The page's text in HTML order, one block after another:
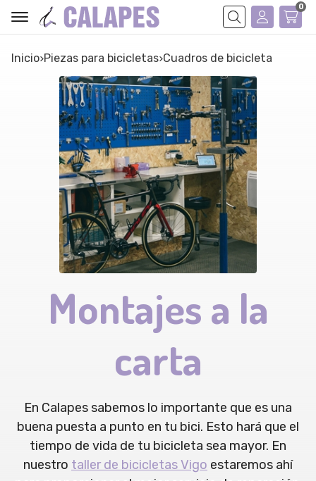
Buscar
0
Inicio piezas para bicicletas cuadros de bicicleta
Montajes a la
carta
En Calapes sabemos lo importante que es una
buena puesta a punto en tu bici. Esto hará que el
tiempo de vida de tu bicicleta sea mayor. En
nuestro taller de bicicletas Vigo estaremos ahí